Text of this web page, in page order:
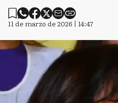
11 de marzo de 2026 | 14:47